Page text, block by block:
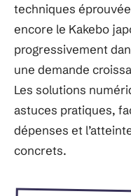
techniques
encore le Kakebo
progressivement
une demande
Les solutions
astuces pratiques,
dépenses et
concrets.